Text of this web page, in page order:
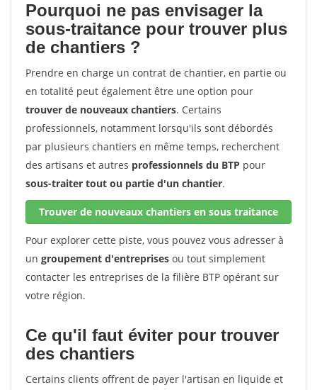
Pourquoi ne pas envisager la
sous-traitance pour trouver plus
de chantiers ?
Prendre en charge un contrat de chantier, en partie ou
en totalité peut également être une option pour
trouver de nouveaux chantiers. Certains
professionnels, notamment lorsqu'ils sont débordés
par plusieurs chantiers en même temps, recherchent
des artisans et autres professionnels du BTP pour
sous-traiter tout ou partie d'un chantier.
Trouver de nouveaux chantiers en sous traitance
Pour explorer cette piste, vous pouvez vous adresser à
un groupement d'entreprises ou tout simplement
contacter les entreprises de la filière BTP opérant sur
votre région.
Ce qu'il faut éviter pour trouver
des chantiers
Certains clients offrent de payer l'artisan en liquide et